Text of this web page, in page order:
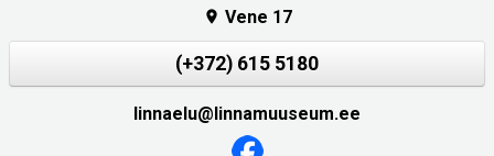
 Vene 17
(+372) 615 5180
linnaelu@linnamuuseum.ee